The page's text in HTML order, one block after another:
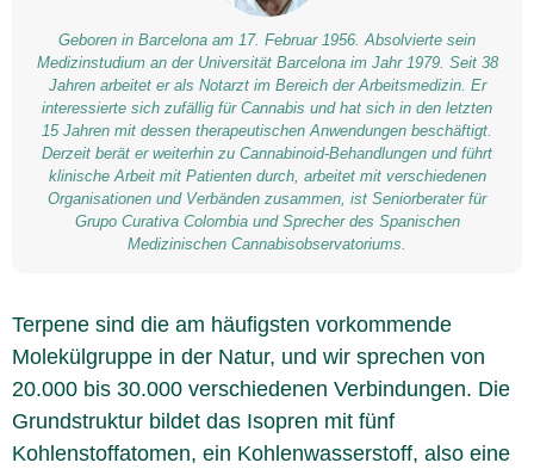
Geboren in Barcelona am 17. Februar 1956. Absolvierte sein
Medizinstudium an der Universität Barcelona im Jahr 1979. Seit 38
Jahren arbeitet er als Notarzt im Bereich der Arbeitsmedizin. Er
interessierte sich zufällig für Cannabis und hat sich in den letzten
15 Jahren mit dessen therapeutischen Anwendungen beschäftigt.
Derzeit berät er weiterhin zu Cannabinoid-Behandlungen und führt
klinische Arbeit mit Patienten durch, arbeitet mit verschiedenen
Organisationen und Verbänden zusammen, ist Seniorberater für
Grupo Curativa Colombia und Sprecher des Spanischen
Medizinischen Cannabisobservatoriums.
Terpene sind die am häufigsten vorkommende
Molekülgruppe in der Natur, und wir sprechen von
20.000 bis 30.000 verschiedenen Verbindungen. Die
Grundstruktur bildet das Isopren mit fünf
Kohlenstoffatomen, ein Kohlenwasserstoff, also eine